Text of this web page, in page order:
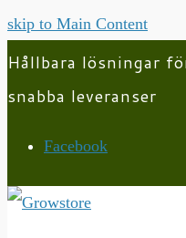
skip to Main Content
Hållbara lösningar
snabba leveranser
Facebook